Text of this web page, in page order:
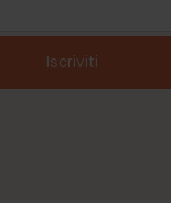
Iscriviti